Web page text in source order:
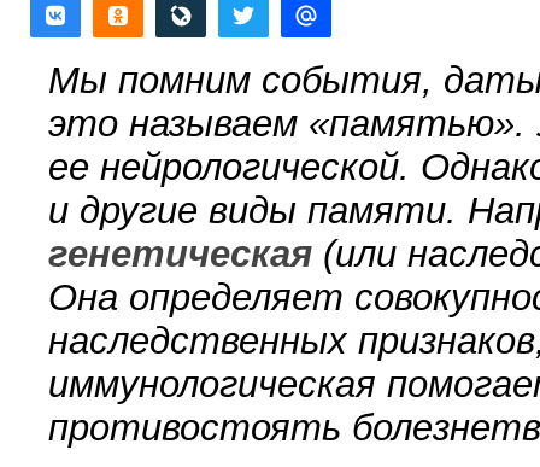
Мы помним события,
это называем «памятью».
ее нейрологической.
и другие виды памяти.
генетическая (или
Она определяет
наследственных
иммунологическая
противостоять